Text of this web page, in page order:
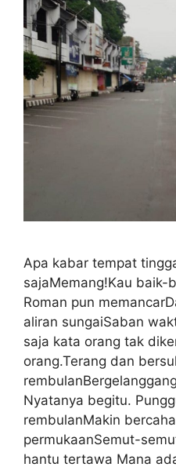
Apa kabar tempat
sajaMemang!Kau baik-
Roman pun
aliran sungaiSaban
saja kata orang tak
orang.Terang dan
Nyatanya begitu.
rembulanMakin
permukaanSemut-
hantu tertawa Mana